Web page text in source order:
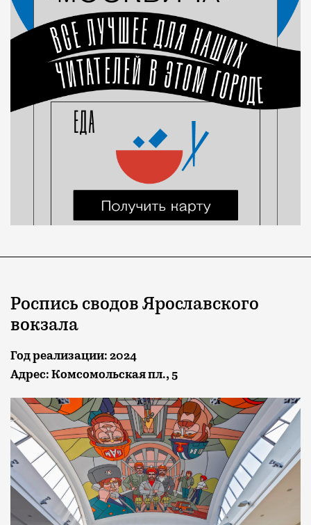
Роспись сводов Ярославского
вокзала
Год реализации: 2024
Адрес: Комсомольская пл., 5